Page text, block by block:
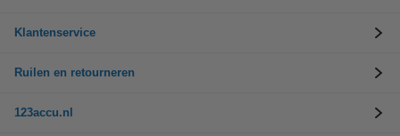
Klantenservice
Ruilen en retourneren
123accu.nl